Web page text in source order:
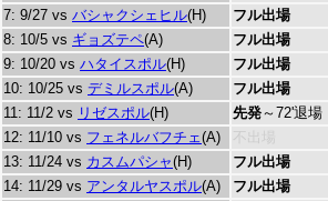
7: 9/27 vs バシャクシェヒル(H) フル出場
8: 10/5 vs ギョズテペ(A) フル出場
9: 10/20 vs ハタイスポル(H) フル出場
10: 10/25 vs デミルスポル(A) フル出場
11: 11/2 vs リゼスポル(H) 先発～72'退場
12: 11/10 vs フェネルバフチェ(A) 不出場
13: 11/24 vs カスムパシャ(H) フル出場
14: 11/29 vs アンタルヤスポル(A) フル出場